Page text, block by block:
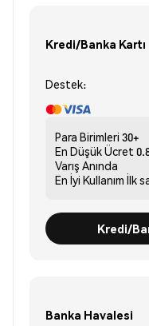
Kredi/Banka Kartı
Destek:
Para Birimleri 30+
En Düşük Ücret
Varış Anında
En İyi Kullanım İlk
Kredi/
Banka Havalesi